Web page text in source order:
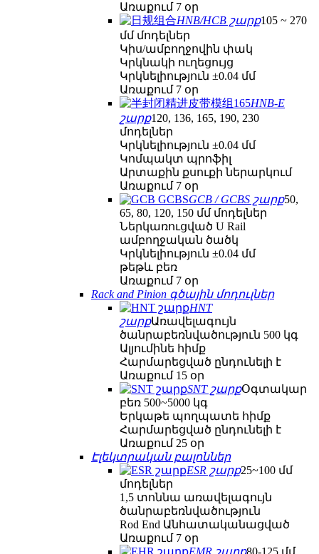
Առաքում 7 օր
HNB/HCB շարք105 ~ 270
մմ մոդելներ
Կիս/ամբողջովին փակ
Կրկնակի ուղեցույց
Կրկնելիություն ±0.04 մմ
Առաքում 7 օր
HNB-E
շարք120, 136, 165, 190, 230
մոդելներ
Կրկնելիություն ±0.04 մմ
Կոմպակտ պրոֆիլ
Արտաքին քսուքի ներարկում
Առաքում 7 օր
GCB / GCBS շարք50,
65, 80, 120, 150 մմ մոդելներ
Ներկառուցված U Rail
ամբողջական ծածկ
Կրկնելիություն ±0.04 մմ
թեթև բեռ
Առաքում 7 օր
Rack and Pinion գծային մոդուլներ
HNT
շարքԱռավելագույն
ծանրաբեռնվածություն 500 կգ
Ալյումինե հիմք
Հարմարեցված ընդունելի է
Առաքում 15 օր
SNT շարքՕգտակար
բեռ 500~5000 կգ
Երկաթե պողպատե հիմք
Հարմարեցված ընդունելի է
Առաքում 25 օր
Էլեկտրական բալոններ
ESR շարք25~100 մմ
մոդելներ
1,5 տոննա առավելագույն
ծանրաբեռնվածություն
Rod End Անհատականացված
Առաքում 7 օր
EMR շարք80-125 մմ